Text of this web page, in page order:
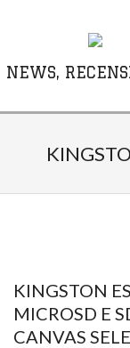
NEWS,
KINGSTON
MICROSD E
CANVAS